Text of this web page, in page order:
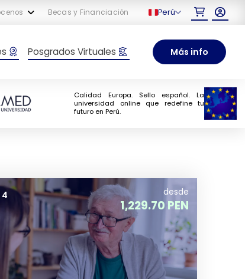
Becas y Financiación Perú
Posgrados Virtuales Más info
Calidad Europa. Sello español. La
universidad online que redefine tu
futuro en Perú.
4 desde
1,229.70 PEN